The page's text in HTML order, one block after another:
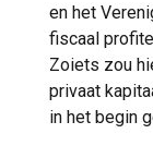
en het
fiscaal
Zoiets zou
privaat
in het begin